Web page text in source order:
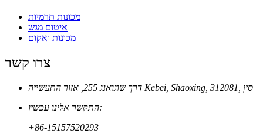
מכונות תרמיות
איטום מגש
מכונות ואקום
צרו קשר
דרך שוגואנג 255, אזור התעשייה Kebei, Shaoxing, 312081, סין
התקשר אלינו עכשיו:
+86-15157520293